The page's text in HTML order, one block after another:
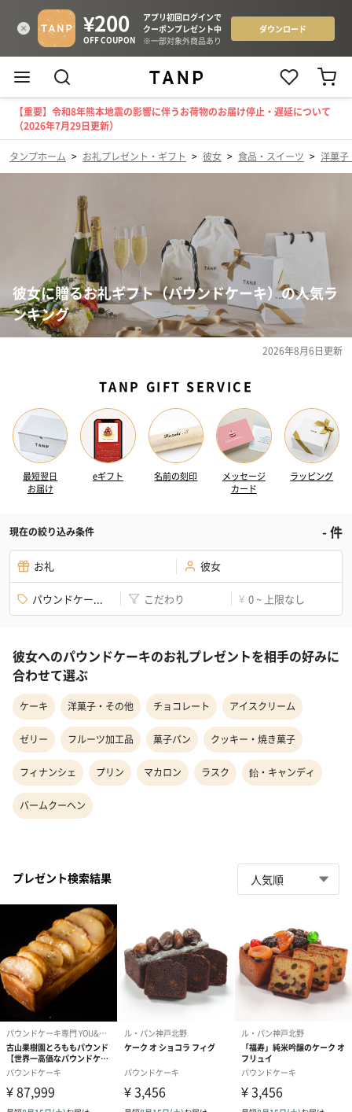
【重要】令和8年熊本地震の影響に伴うお荷物のお届け停止・遅延について
（2026年7月29日更新）
タンプホーム > お礼プレゼント・ギフト > 彼女 > 食品・スイーツ > 洋菓子
彼女に贈るお礼ギフト（パウンドケーキ）の人気ラ
ンキング
2026年8月6日更新
TANP GIFT SERVICE
最短翌日
お届け
eギフト 名前の刻印
メッセージ
カード
ラッピング
現在の絞り込み条件 -件
お礼 彼女
パウンドケー... こだわり ¥ 0 ~ 上限なし
彼女へのパウンドケーキのお礼プレゼントを相手の好みに
合わせて選ぶ
ケーキ 洋菓子・その他 チョコレート アイスクリーム
ゼリー フルーツ加工品 菓子パン クッキー・焼き菓子
フィナンシェ プリン マカロン ラスク 飴・キャンディ
バームクーヘン
プレゼント検索結果